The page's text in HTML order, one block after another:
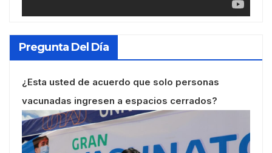
Pregunta Del Día
¿Esta usted de acuerdo que solo personas
vacunadas ingresen a espacios cerrados?